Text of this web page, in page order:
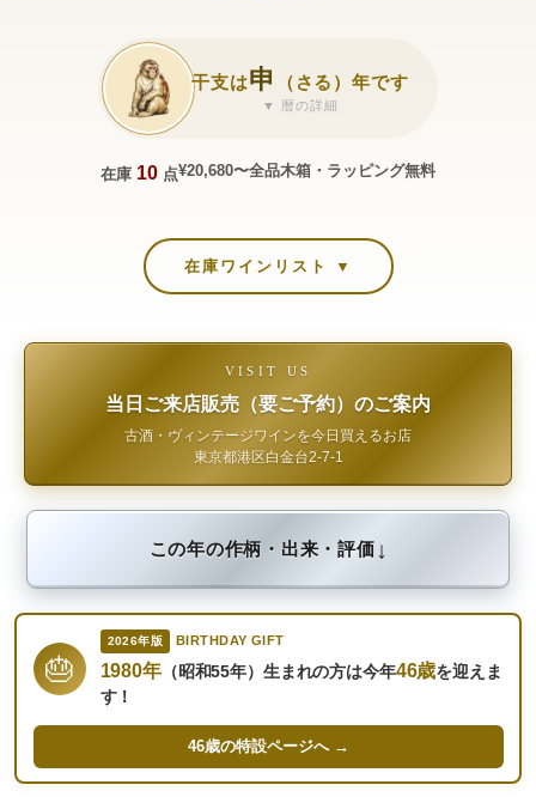
干支は申 （さる）年です
▼ 暦の詳細
在庫 10 点¥20,680〜全品木箱・ラッピング無料
在庫ワインリスト ▼
VISIT US
当日ご来店販売（要ご予約）のご案内
古酒・ヴィンテージワインを今日買えるお店
東京都港区白金台2-7-1
この年の作柄・出来・評価↓
🎂
2026年版 BIRTHDAY GIFT
1980年（昭和55年）生まれの方は今年46歳を迎えま
す！
46歳の特設ページへ →